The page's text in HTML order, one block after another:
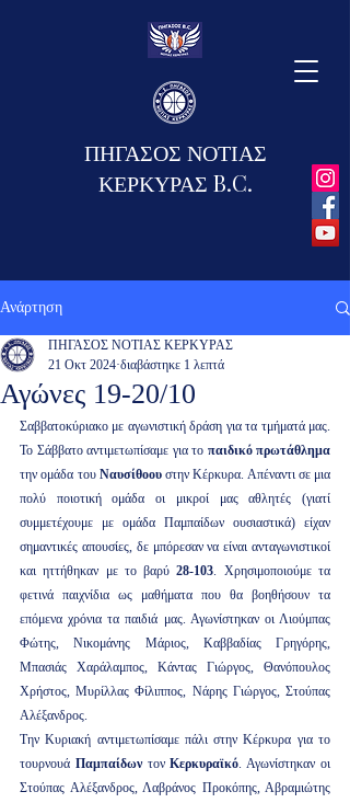
ΠΗΓΑΣΟΣ ΝΟΤΙΑΣ
ΚΕΡΚΥΡΑΣ B.C.
Ανάρτηση
Αγώνες 19-20/10
ΠΗΓΑΣΟΣ ΝΟΤΙΑΣ ΚΕΡΚΥΡΑΣ
21 Οκτ 2024 διαβάστηκε 1 λεπτά
Σαββατοκύριακο με αγωνιστική δράση για τα τμήματά μας.
Το Σάββατο αντιμετωπίσαμε για το παιδικό πρωτάθλημα
την ομάδα του Ναυσίθοου στην Κέρκυρα. Απέναντι σε μια
πολύ ποιοτική ομάδα οι μικροί μας αθλητές (γιατί
συμμετέχουμε με ομάδα Παμπαίδων ουσιαστικά) είχαν
σημαντικές απουσίες, δε μπόρεσαν να είναι ανταγωνιστικοί
και ηττήθηκαν με το βαρύ 28-103. Χρησιμοποιούμε τα
φετινά παιχνίδια ως μαθήματα που θα βοηθήσουν τα
επόμενα χρόνια τα παιδιά μας. Αγωνίστηκαν οι Λιούμπας
Φώτης, Νικομάνης Μάριος, Καββαδίας Γρηγόρης,
Μπασιάς Χαράλαμπος, Κάντας Γιώργος, Θανόπουλος
Χρήστος, Μυρίλλας Φίλιππος, Νάρης Γιώργος, Στούπας
Αλέξανδρος.
Την Κυριακή αντιμετωπίσαμε πάλι στην Κέρκυρα για το
τουρνουά Παμπαίδων τον Κερκυραϊκό. Αγωνίστηκαν οι
Στούπας Αλέξανδρος, Λαβράνος Προκόπης, Αβραμιώτης